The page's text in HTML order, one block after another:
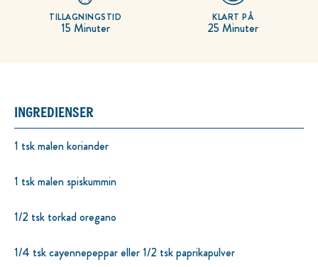
15 Minuter
TILLAGNINGSTID
25 Minuter
KLART PÅ
INGREDIENSER
1 tsk malen koriander
1 tsk malen spiskummin
1/2 tsk torkad oregano
1/4 tsk cayennepeppar eller 1/2 tsk paprikapulver